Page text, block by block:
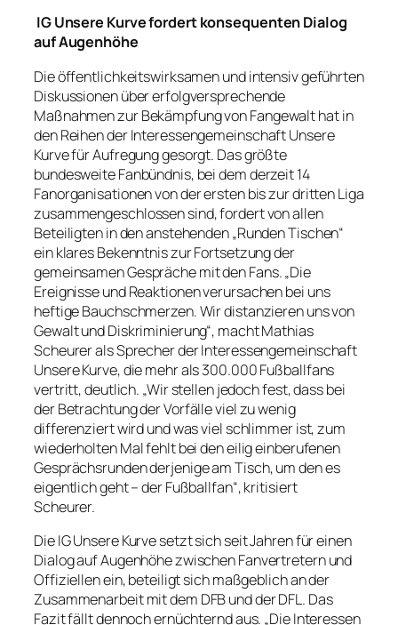
IG Unsere Kurve fordert konsequenten Dialog
auf Augenhöhe
Die öffentlichkeitswirksamen und intensiv geführten
Diskussionen über erfolgversprechende
Maßnahmen zur Bekämpfung von Fangewalt hat in
den Reihen der Interessengemeinschaft Unsere
Kurve für Aufregung gesorgt. Das größte
bundesweite Fanbündnis, bei dem derzeit 14
Fanorganisationen von der ersten bis zur dritten Liga
zusammengeschlossen sind, fordert von allen
Beteiligten in den anstehenden „Runden Tischen“
ein klares Bekenntnis zur Fortsetzung der
gemeinsamen Gespräche mit den Fans. „Die
Ereignisse und Reaktionen verursachen bei uns
heftige Bauchschmerzen. Wir distanzieren uns von
Gewalt und Diskriminierung“, macht Mathias
Scheurer als Sprecher der Interessengemeinschaft
Unsere Kurve, die mehr als 300.000 Fußballfans
vertritt, deutlich. „Wir stellen jedoch fest, dass bei
der Betrachtung der Vorfälle viel zu wenig
differenziert wird und was viel schlimmer ist, zum
wiederholten Mal fehlt bei den eilig einberufenen
Gesprächsrunden derjenige am Tisch, um den es
eigentlich geht – der Fußballfan“, kritisiert
Scheurer.
Die IG Unsere Kurve setzt sich seit Jahren für einen
Dialog auf Augenhöhe zwischen Fanvertretern und
Offiziellen ein, beteiligt sich maßgeblich an der
Zusammenarbeit mit dem DFB und der DFL. Das
Fazit fällt dennoch ernüchternd aus. „Die Interessen